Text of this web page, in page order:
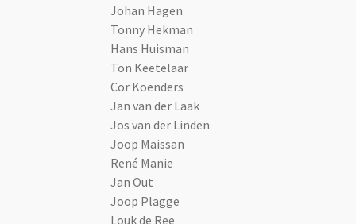
Johan Hagen
Tonny Hekman
Hans Huisman
Ton Keetelaar
Cor Koenders
Jan van der Laak
Jos van der Linden
Joop Maissan
René Manie
Jan Out
Joop Plagge
Louk de Ree